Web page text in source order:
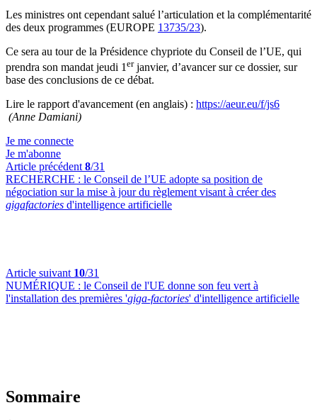
Les ministres ont cependant salué l’articulation et la complémentarité
des deux programmes (EUROPE 13735/23).
Ce sera au tour de la Présidence chypriote du Conseil de l’UE, qui
prendra son mandat jeudi 1 erjanvier, d’avancer sur ce dossier, sur
base des conclusions de ce débat.
Lire le rapport d'avancement (en anglais) : https://aeur.eu/f/js6
(Anne Damiani)
Je me connecte
Je m'abonne
Article précédent 8/31
RECHERCHE : le Conseil de l’UE adopte sa position de
négociation sur la mise à jour du règlement visant à créer des
gigafactories d'intelligence artificielle
Article suivant 10/31
NUMÉRIQUE : le Conseil de l'UE donne son feu vert à
l'installation des premières 'giga-factories' d'intelligence artificielle
Sommaire